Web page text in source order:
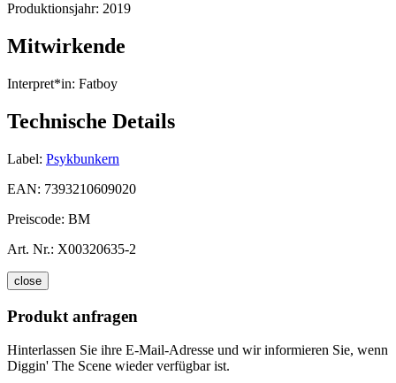
Produktionsjahr: 2019
Mitwirkende
Interpret*in: Fatboy
Technische Details
Label: Psykbunkern
EAN: 7393210609020
Preiscode: BM
Art. Nr.: X00320635-2
close
Produkt anfragen
Hinterlassen Sie ihre E-Mail-Adresse und wir informieren Sie, wenn
Diggin' The Scene wieder verfügbar ist.